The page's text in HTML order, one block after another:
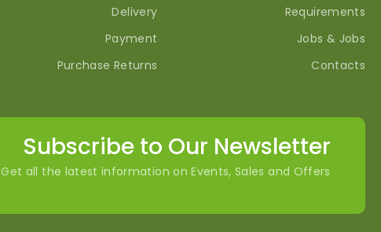
Requirements
Jobs & Jobs
Contacts
Delivery
Payment
Purchase Returns
Subscribe to Our Newsletter
Get all the latest information on Events, Sales and Offers.